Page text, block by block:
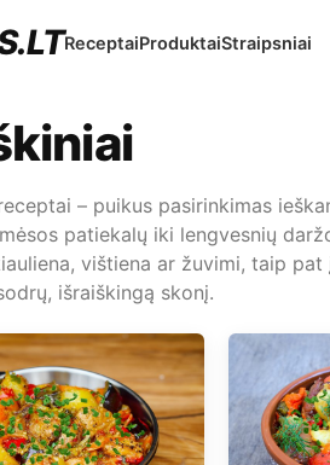
ReceptaiProduktaiStraipsniai
– puikus pasirinkimas
patiekalų iki lengvesnių
vištiena ar žuvimi, taip
išraiškingą skonį.